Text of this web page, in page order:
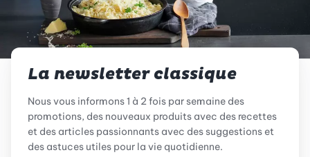
La newsletter classique
Nous vous informons 1 à 2 fois par semaine des
promotions, des nouveaux produits avec des recettes
et des articles passionnants avec des suggestions et
des astuces utiles pour la vie quotidienne.